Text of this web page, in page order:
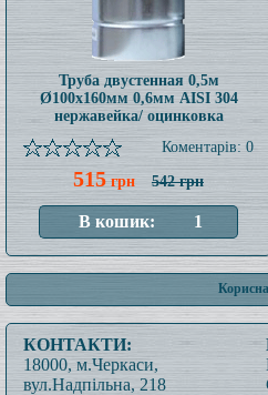
Труба двустенная 0,5м
Ø100x160мм 0,6мм AISI 304
нержавейка/ оцинковка
Коментарів: 0
515грн 542 грн
КОНТАКТИ:
18000, м.Черкаси,
вул.Надпільна, 218